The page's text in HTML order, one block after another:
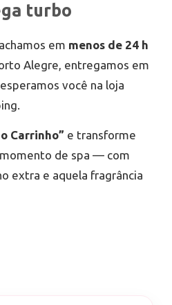
turbo
em menos de 24 h
Alegre, entregamos em
você na loja
Carrinho” e transforme
de spa — com
extra e aquela fragrância